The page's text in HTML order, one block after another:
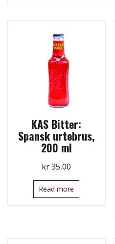
KAS Bitter:
Spansk urtebrus,
200 ml
kr35,00
Read more